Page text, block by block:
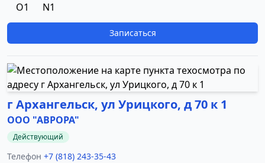
O1
N1
Записаться
г Архангельск, ул Урицкого, д 70 к 1
ООО "АВРОРА"
Действующий
Телефон +7 (818) 243-35-43